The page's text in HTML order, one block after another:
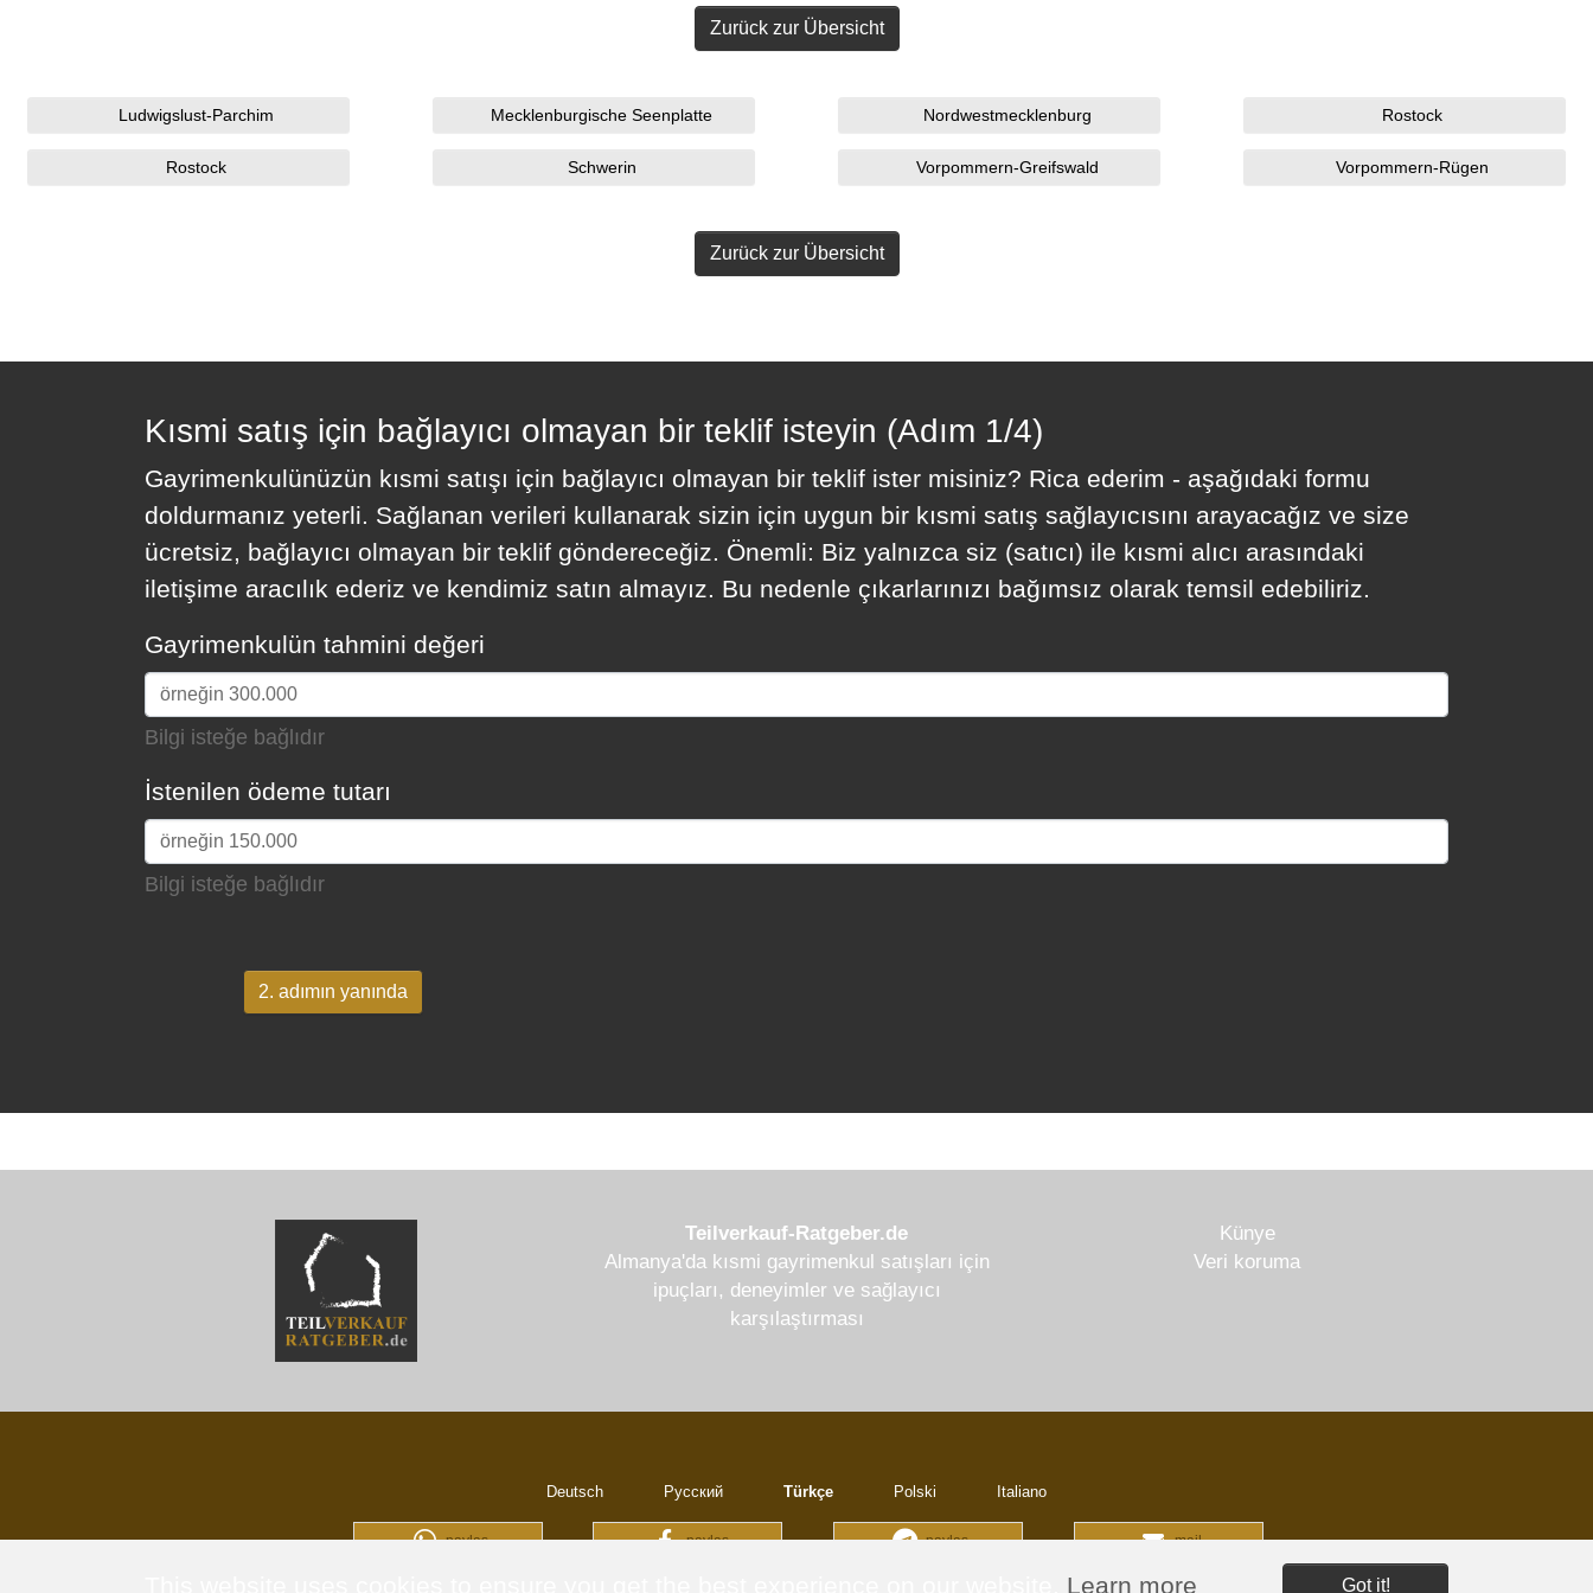
Learn more Got it!
Zurück zur Übersicht
Ludwigslust-Parchim Mecklenburgische Seenplatte Nordwestmecklenburg Rostock
Rostock Schwerin Vorpommern-Greifswald Vorpommern-Rügen
Zurück zur Übersicht
Kısmi satış için bağlayıcı olmayan bir teklif isteyin (Adım 1/4)
Gayrimenkulünüzün kısmi satışı için bağlayıcı olmayan bir teklif ister misiniz? Rica ederim - aşağıdaki formu
doldurmanız yeterli. Sağlanan verileri kullanarak sizin için uygun bir kısmi satış sağlayıcısını arayacağız ve size
ücretsiz, bağlayıcı olmayan bir teklif göndereceğiz. Önemli: Biz yalnızca siz (satıcı) ile kısmi alıcı arasındaki
iletişime aracılık ederiz ve kendimiz satın almayız. Bu nedenle çıkarlarınızı bağımsız olarak temsil edebiliriz.
Gayrimenkulün tahmini değeri
Bilgi isteğe bağlıdır
İstenilen ödeme tutarı
Bilgi isteğe bağlıdır
2. adımın yanında
Teilverkauf-Ratgeber.de
Almanya'da kısmi gayrimenkul satışları için
ipuçları, deneyimler ve sağlayıcı
karşılaştırması
Künye
Veri koruma
Deutsch Русский Türkçe Polski Italiano
paylaş paylaş paylaş mail